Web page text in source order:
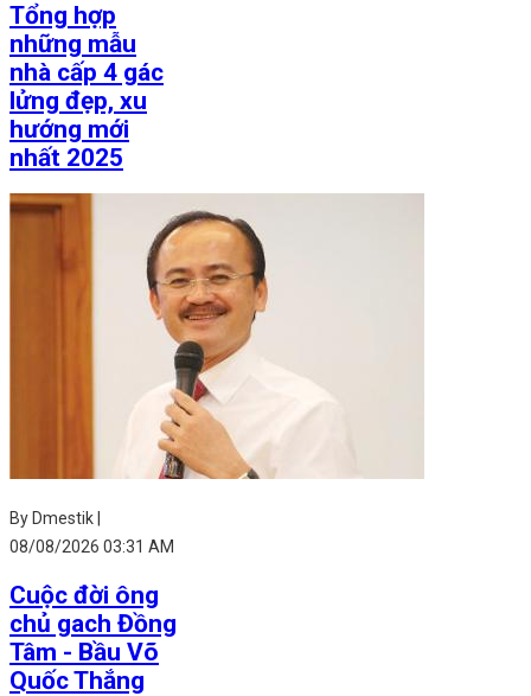
Tổng hợp
những mẫu
nhà cấp 4 gác
lửng đẹp, xu
hướng mới
nhất 2025
By Dmestik |
08/08/2026 03:31 AM
Cuộc đời ông
chủ gach Đồng
Tâm - Bầu Võ
Quốc Thắng